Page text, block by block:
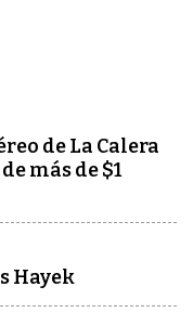
de La Calera
más de $1
Hayek